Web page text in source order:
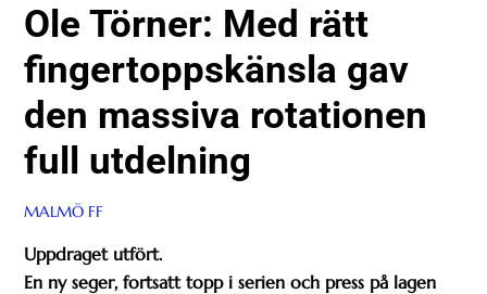
Ole Törner: Med rätt
fingertoppskänsla gav
den massiva rotationen
full utdelning
MALMÖ FF
Uppdraget utfört.
En ny seger, fortsatt topp i serien och press på lagen